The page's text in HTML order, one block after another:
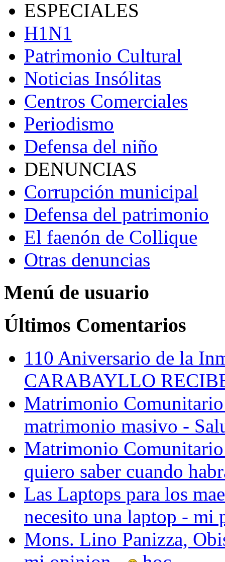
ESPECIALES
H1N1
Patrimonio Cultural
Noticias Insólitas
Centros Comerciales
Periodismo
Defensa del niño
DENUNCIAS
Corrupción municipal
Defensa del patrimonio
El faenón de Collique
Otras denuncias
Menú de usuario
Últimos Comentarios
110 Aniversario de la
CARABAYLLO
Matrimonio
matrimonio masivo -
Matrimonio
quiero saber cuando
Las Laptops para los
necesito una laptop - mi
Mons. Lino Panizza,